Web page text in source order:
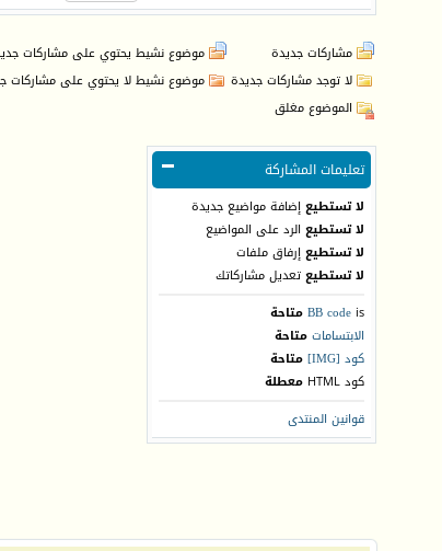
مشاركات جديدة
موضوع نشيط يحتوي على مشاركات
لا توجد مشاركات جديدة
موضوع نشيط لا يحتوي على مشاركات
الموضوع مغلق
تعليمات المشاركة
لا تستطيعإضافة مواضيع جديدة
لا تستطيع الرد على المواضيع
لا تستطيعإرفاق ملفات
لا تستطيعتعديل مشاركاتك
BB code is
متاحة
الابتساماتمتاحة
كود [IMG]
متاحة
كود HTML
معطلة
قوانين المنتدى